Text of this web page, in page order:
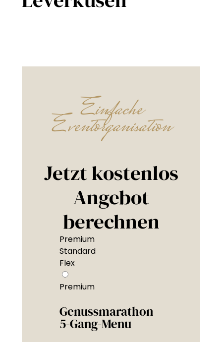
Einfache
Eventorganisation
Jetzt kostenlos
Angebot
berechnen
Premium
Standard
Flex
Premium
Genussmarathon
5-Gang-Menu